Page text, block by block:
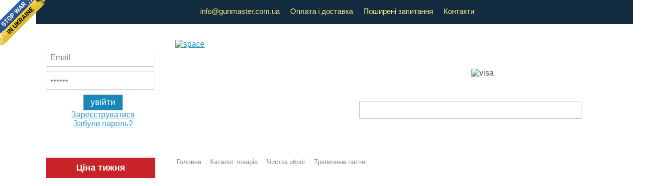
info@gunmaster.com.ua Оплата і доставка Поширені запитання Контакти
Зареєструватися
Забули пароль?
Ціна тижня
Головна Каталог товарів Чистка зброї Тряпичные патчи